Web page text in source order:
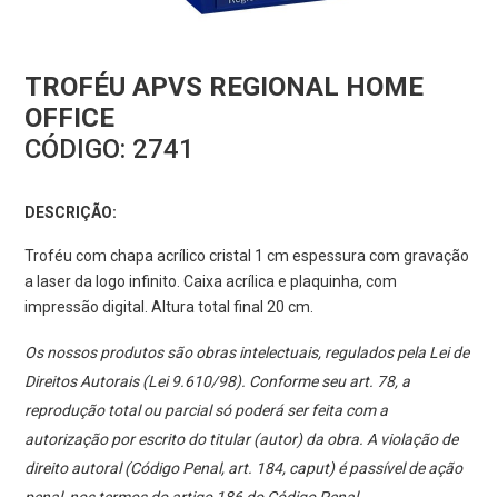
TROFÉU APVS REGIONAL HOME
OFFICE
CÓDIGO: 2741
DESCRIÇÃO:
Troféu com chapa acrílico cristal 1 cm espessura com gravação
a laser da logo infinito. Caixa acrílica e plaquinha, com
impressão digital. Altura total final 20 cm.
Os nossos produtos são obras intelectuais, regulados pela Lei de
Direitos Autorais (Lei 9.610/98). Conforme seu art. 78, a
reprodução total ou parcial só poderá ser feita com a
autorização por escrito do titular (autor) da obra. A violação de
direito autoral (Código Penal, art. 184, caput) é passível de ação